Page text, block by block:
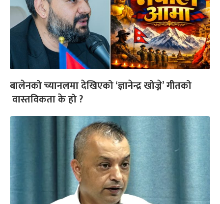
बालेनको च्यानलमा देखिएको ‘ज्ञानेन्द्र खोज्ने’ गीतको
वास्तविकता के हो ?